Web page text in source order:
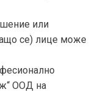
или
се) лице може
ООД на